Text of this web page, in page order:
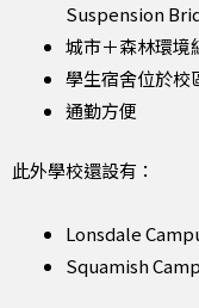
Suspension
城市＋森林環境
學生宿舍位於校
通勤方便
此外學校還設有：
Lonsdale
Squamish